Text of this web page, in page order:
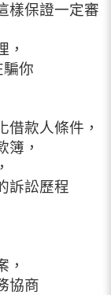
樣保證一定審
，
騙你
借款人條件，
簿，
訴訟歷程
，
協商